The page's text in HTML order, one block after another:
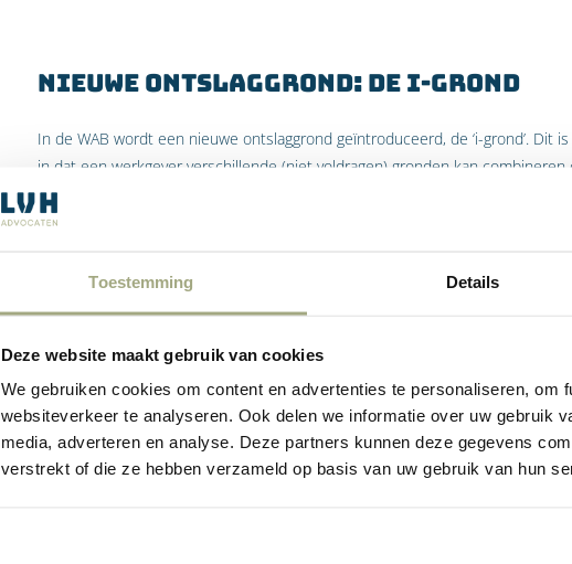
Toestemming Details
Deze website maakt gebruik van cookies
We gebruiken cookies om content en advertenties te personaliseren, om
websiteverkeer te analyseren. Ook delen we informatie over uw gebruik
media, adverteren en analyse. Deze partners kunnen deze gegevens
verstrekt of die ze hebben verzameld op basis van uw gebruik van hun
Nieuwe ontslaggrond: de i-grond
In de WAB wordt een nieuwe ontslaggrond geïntroduceerd, de ‘i-grond’. Dit
in dat een werkgever verschillende (niet voldragen) gronden kan
komen. De cumulatiegrond is derhalve bedoeld om in een situatie waarin
zichzelf staand onvoldoende zijn om een redelijke grond te vormen, toch tot
is vormgegeven en waarbij de arbeidsrelatie in zekere mate is verstoord.
De i-grond: niet in geval van
of langdurige
(bedrijfseconomische redenen) of b-grond (langdurige